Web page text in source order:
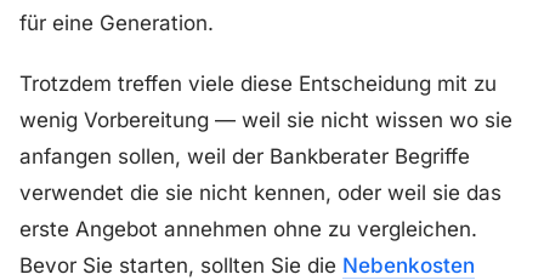
für eine Generation.
Trotzdem treffen viele diese Entscheidung mit zu
wenig Vorbereitung — weil sie nicht wissen wo sie
anfangen sollen, weil der Bankberater Begriffe
verwendet die sie nicht kennen, oder weil sie das
erste Angebot annehmen ohne zu vergleichen.
Bevor Sie starten, sollten Sie die Nebenkosten